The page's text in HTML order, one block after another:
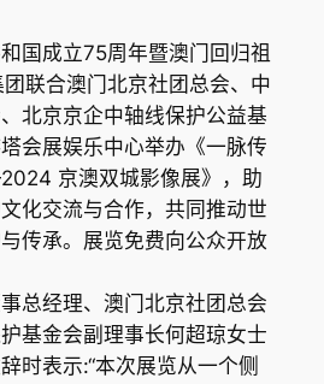
国成立75周年暨澳门回归祖
联合澳门北京社团总会、中
北京京企中轴线保护公益基
会展娱乐中心举办《一脉传
京澳双城影像展》，助
化交流与合作，共同推动世
传承。展览免费向公众开放
总经理、澳门北京社团总会
基金会副理事长何超琼女士
时表示:“本次展览从一个侧